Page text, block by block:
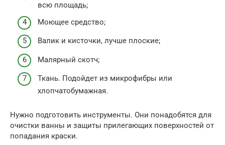
всю площадь;
Моющее средство;
Валик и кисточки, лучше плоские;
Малярный скотч;
Ткань. Подойдет из микрофибры или
хлопчатобумажная.
Нужно подготовить инструменты. Они понадобятся для
очистки ванны и защиты прилегающих поверхностей от
попадания краски.